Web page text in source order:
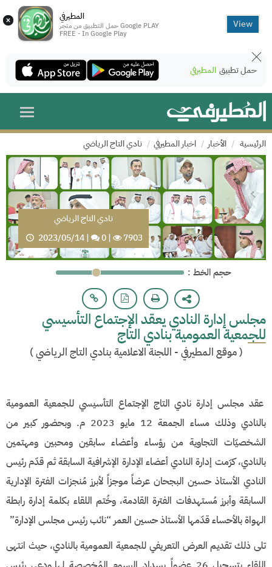
× المطيرفي
حمل التطبيق من متجر Google PLAY
FREE - In Google Play
View
حمل تطبيق المطيرفي
الرئيسية الأخبار اخبار المطيرفي نادي التاج الرياضي
نادي التاج الرياضي
2023/05/14| 0| 7903
: حجم الخط
مجلس إدارة النادي يعقد الإجتماع التأسيسي
للجمعية العمومية بنادي التاج
(موقع المطيرفي - اللجنة الاعلامية بنادي التاج الرياضي)
عقد مجلس إدارة نادي التاج الإجتماع التأسيسي للجمعية العمومية
بالنادي وذلك مساء الجمعة 12 مايو 2023 م. وبحضور كبير من
الشخصيّات التجاوية من رؤساء وأعضاء سابقين ومحبين ومهتمين
بالنادي، كرّمت إدارة النادي أعضاء الإدارة الإشرافية السابقة ثم قدّم رئيس
النادي الأستاذ حسين البجحان عرضاً موجزاً لأبرز مُنجزات الفترة الإدارية
السابقة وأبرز مُستهدفات الفترة القادمة، وخُتم اللقاء بكلمة إدارة رابطة
الهواة بالأحساء قدّمها الأستاذ حسين العمر “نائب رئيس مجلس الإدارة”
تلى ذلك تقديم العرض التعريفي للجمعية العمومية بالنادي، حيث انتهى